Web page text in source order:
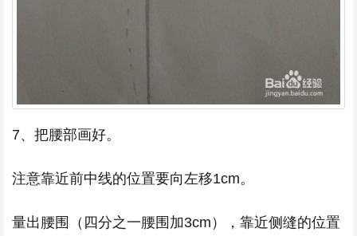
7、把腰部画好。
注意靠近前中线的位置要向左移1cm。
量出腰围（四分之一腰围加3cm），靠近侧缝的位置